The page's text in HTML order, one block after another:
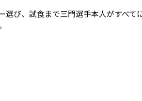
び、試食まで三門選手本人がすべて